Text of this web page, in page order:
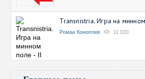
Transnistria. Игра на
Роман Коноплев 11 020